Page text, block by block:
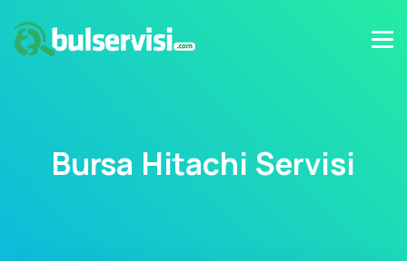
Bursa Hitachi Servisi